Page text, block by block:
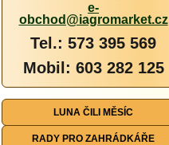
e-
obchod@iagromarket.cz
Tel.: 573 395 569
Mobil: 603 282 125
LUNA ČILI MĚSÍC
RADY PRO ZAHRÁDKÁŘE